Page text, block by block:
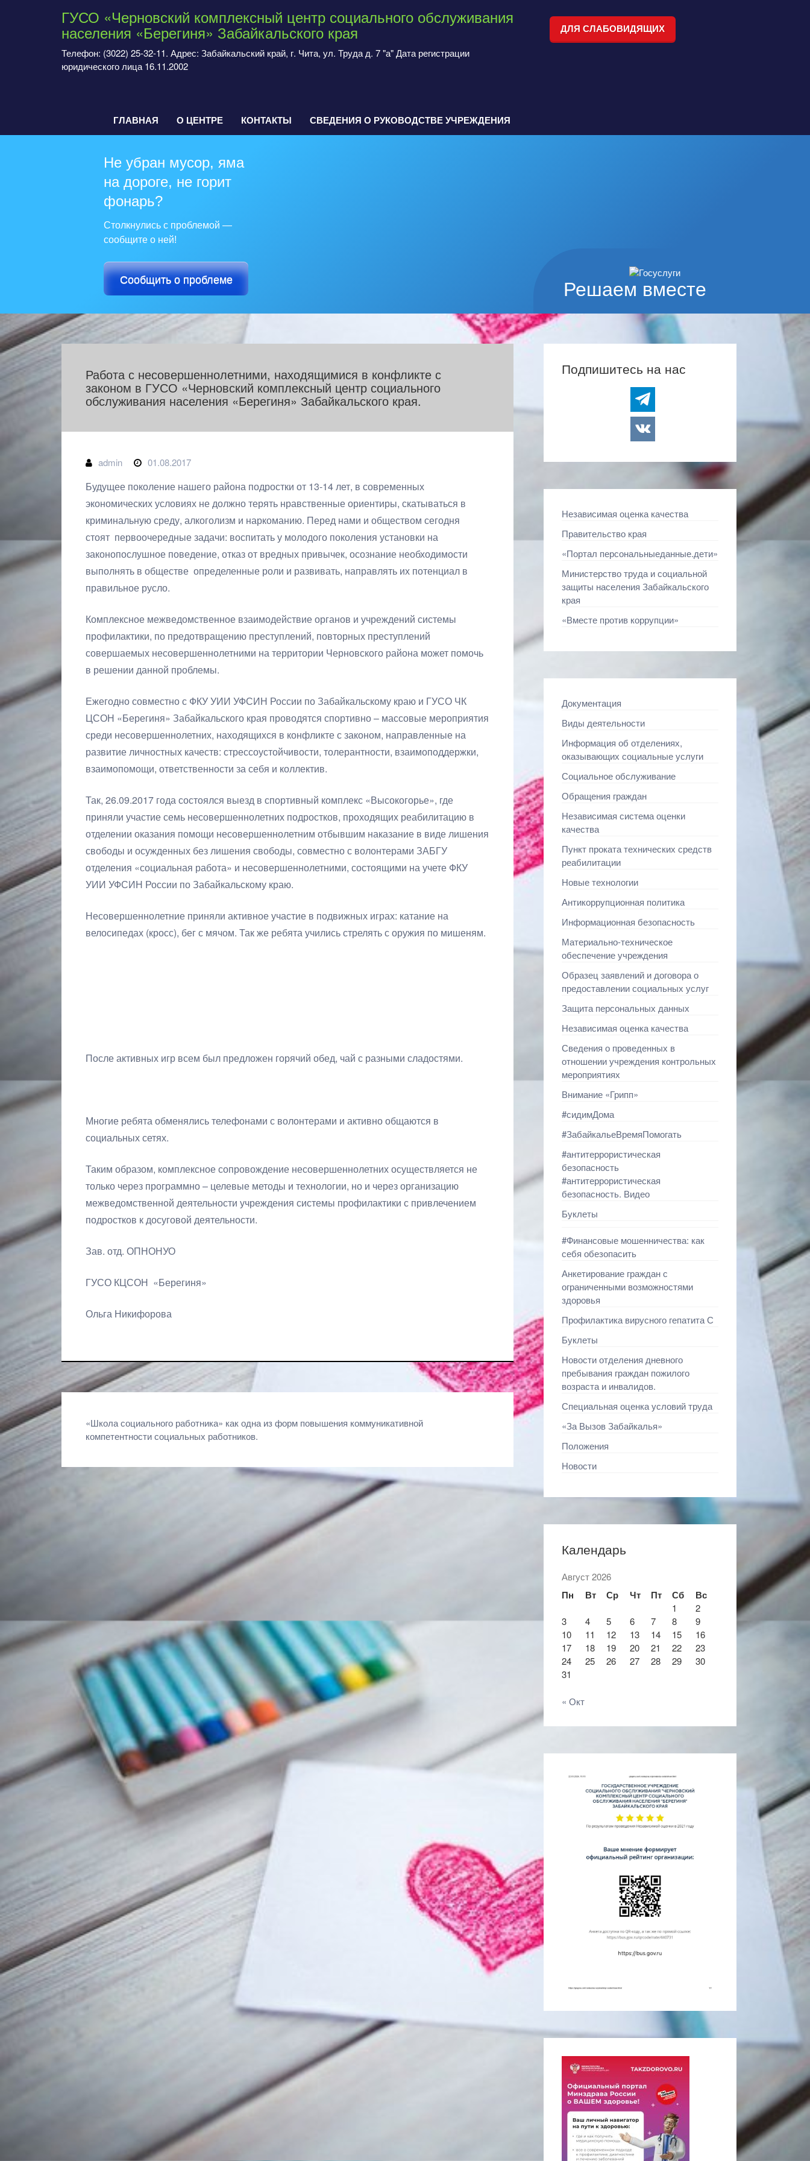
ГУСО «Черновский комплексный центр социального обслуживания
населения «Берегиня» Забайкальского края
Телефон: (3022) 25-32-11. Адрес: Забайкальский край, г. Чита, ул. Труда д. 7 "а" Дата регистрации
юридического лица 16.11.2002
ДЛЯ СЛАБОВИДЯЩИХ
ГЛАВНАЯ О ЦЕНТРЕ КОНТАКТЫ СВЕДЕНИЯ О РУКОВОДСТВЕ УЧРЕЖДЕНИЯ
Решаем вместе
Не убран мусор, яма
на дороге, не горит
фонарь?
Столкнулись с проблемой —
сообщите о ней!
Сообщить о проблеме
Работа с несовершеннолетними, находящимися в конфликте с
законом в ГУСО «Черновский комплексный центр социального
обслуживания населения «Берегиня» Забайкальского края.
admin 01.08.2017
Будущее поколение нашего района подростки от 13-14 лет, в современных
экономических условиях не должно терять нравственные ориентиры, скатываться в
криминальную среду, алкоголизм и наркоманию. Перед нами и обществом сегодня
стоят первоочередные задачи: воспитать у молодого поколения установки на
законопослушное поведение, отказ от вредных привычек, осознание необходимости
выполнять в обществе определенные роли и развивать, направлять их потенциал в
правильное русло.
Комплексное межведомственное взаимодействие органов и учреждений системы
профилактики, по предотвращению преступлений, повторных преступлений
совершаемых несовершеннолетними на территории Черновского района может помочь
в решении данной проблемы.
Ежегодно совместно с ФКУ УИИ УФСИН России по Забайкальскому краю и ГУСО ЧК
ЦСОН «Берегиня» Забайкальского края проводятся спортивно – массовые мероприятия
среди несовершеннолетних, находящихся в конфликте с законом, направленные на
развитие личностных качеств: стрессоустойчивости, толерантности, взаимоподдержки,
взаимопомощи, ответственности за себя и коллектив.
Так, 26.09.2017 года состоялся выезд в спортивный комплекс «Высокогорье», где
приняли участие семь несовершеннолетних подростков, проходящих реабилитацию в
отделении оказания помощи несовершеннолетним отбывшим наказание в виде лишения
свободы и осужденных без лишения свободы, совместно с волонтерами ЗАБГУ
отделения «социальная работа» и несовершеннолетними, состоящими на учете ФКУ
УИИ УФСИН России по Забайкальскому краю.
Несовершеннолетние приняли активное участие в подвижных играх: катание на
велосипедах (кросс), бег с мячом. Так же ребята учились стрелять с оружия по мишеням.
После активных игр всем был предложен горячий обед, чай с разными сладостями.
Многие ребята обменялись телефонами с волонтерами и активно общаются в
социальных сетях.
Таким образом, комплексное сопровождение несовершеннолетних осуществляется не
только через программно – целевые методы и технологии, но и через организацию
межведомственной деятельности учреждения системы профилактики с привлечением
подростков к досуговой деятельности.
Зав. отд. ОПНОНУО
ГУСО КЦСОН «Берегиня»
Ольга Никифорова
Навигация
по
записям
«Школа социального работника» как одна из форм повышения коммуникативной
компетентности социальных работников.
Подпишитесь на нас
telegram
vkontakte
Независимая оценка качества
Правительство края
«Портал персональныеданные.дети»
Министерство труда и социальной
защиты населения Забайкальского
края
«Вместе против коррупции»
Документация
Виды деятельности
Информация об отделениях,
оказывающих социальные услуги
Социальное обслуживание
Обращения граждан
Независимая система оценки
качества
Пункт проката технических средств
реабилитации
Новые технологии
Антикоррупционная политика
Информационная безопасность
Материально-техническое
обеспечение учреждения
Образец заявлений и договора о
предоставлении социальных услуг
Защита персональных данных
Независимая оценка качества
Сведения о проведенных в
отношении учреждения контрольных
мероприятиях
Внимание «Грипп»
#сидимДома
#ЗабайкальеВремяПомогать
#антитеррористическая
безопасность
#антитеррористическая
безопасность. Видео
Буклеты
#Финансовые мошенничества: как
себя обезопасить
Анкетирование граждан с
ограниченными возможностями
здоровья
Профилактика вирусного гепатита С
Буклеты
Новости отделения дневного
пребывания граждан пожилого
возраста и инвалидов.
Специальная оценка условий труда
«За Вызов Забайкалья»
Положения
Новости
Календарь
Август 2026
Пн Вт Ср Чт Пт Сб Вс
1
2
3
4 5 6 7 8
9
10
11 12 13 14 15
16
17
18 19 20 21 22
23
24
25 26 27 28 29
30
31
« Окт